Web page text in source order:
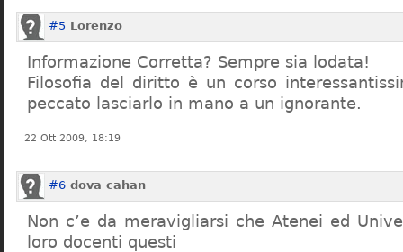
#5 Lorenzo
Informazione Corretta? Sempre sia lodata!
Filosofia del diritto è un corso
peccato lasciarlo in mano a un ignorante.
22 Ott 2009, 18:19
#6 dova cahan
Non c’e da meravigliarsi che Atenei ed
loro docenti questi